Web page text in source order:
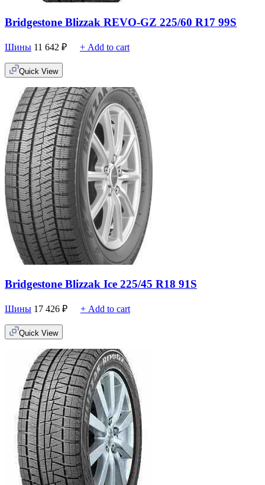
Bridgestone Blizzak REVO-GZ 225/60 R17 99S
Шины 11 642 ₽ + Add to cart
Quick View
Bridgestone Blizzak Ice 225/45 R18 91S
Шины 17 426 ₽ + Add to cart
Quick View